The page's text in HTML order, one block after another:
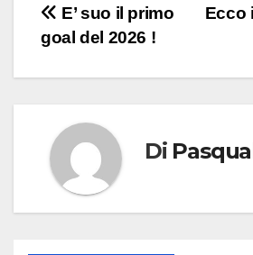
Navigazione
articoli
Ecco
E’ suo il primo
goal del 2026 !
Di